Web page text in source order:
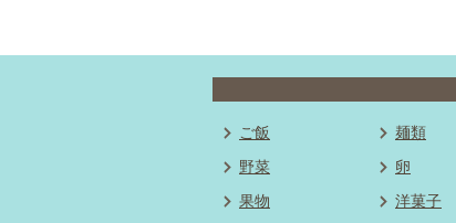
ご飯 麺類
野菜
卵
果物
洋菓子